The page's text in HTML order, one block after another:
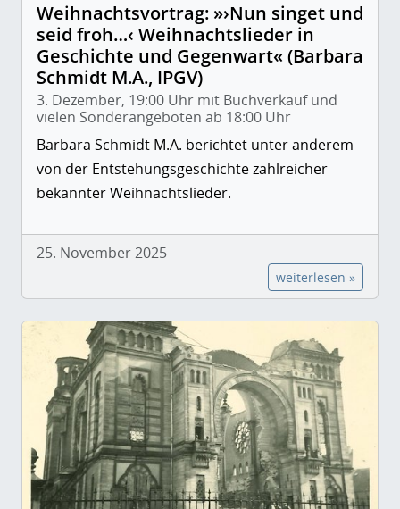
Weihnachtsvortrag: »›Nun singet und
seid froh…‹ Weihnachtslieder in
Geschichte und Gegenwart« (Barbara
Schmidt M.A., IPGV)
3. Dezember, 19:00 Uhr mit Buchverkauf und
vielen Sonderangeboten ab 18:00 Uhr
Barbara Schmidt M.A. berichtet unter anderem
von der Entstehungsgeschichte zahlreicher
bekannter Weihnachtslieder.
25. November 2025
weiterlesen »